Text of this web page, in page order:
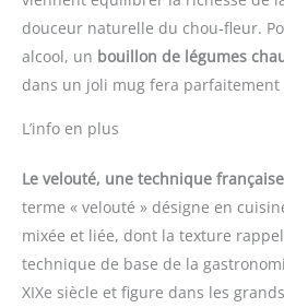
douceur naturelle du chou-fleur.
alcool, un bouillon de légumes
dans un joli mug fera parfaitement
L’info en plus
Le velouté, une technique
terme « velouté » désigne en
mixée et liée, dont la texture
technique de base de la
XIXe siècle et figure dans les